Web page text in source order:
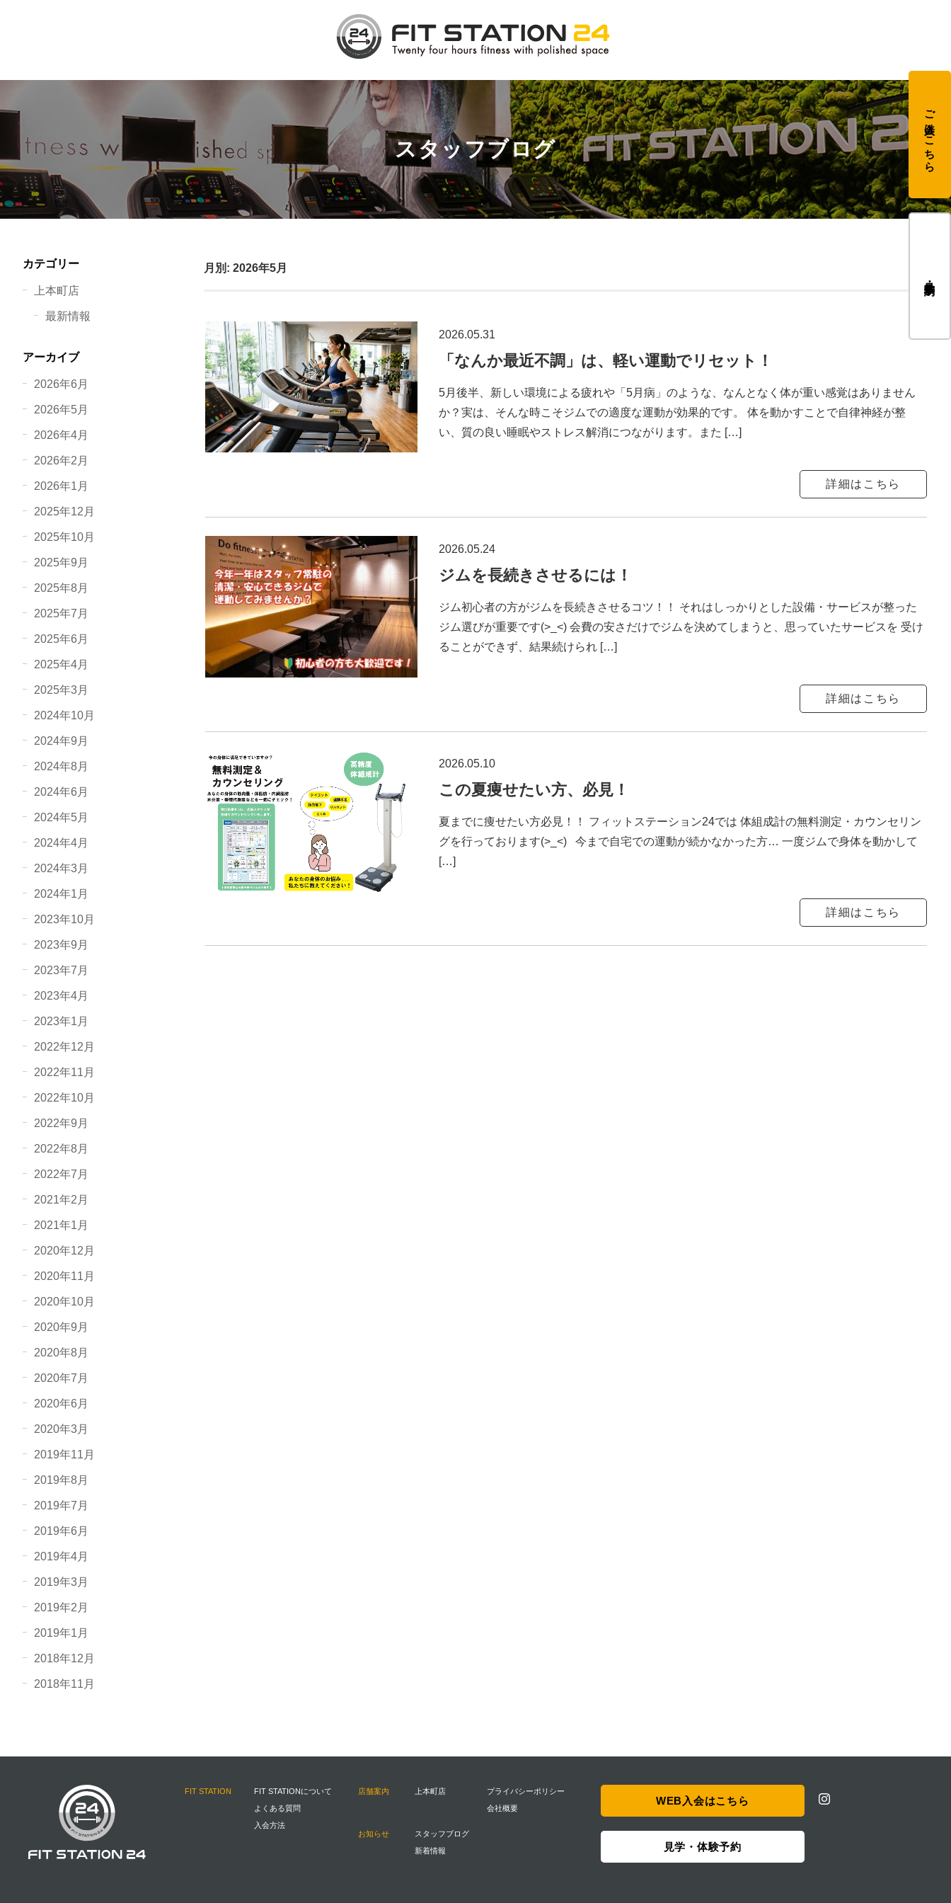
ご入会はこちら
スタッフブログ
月別: 2026年5月
2026.05.31
「なんか最近不調」は、軽い運動でリセット！
5月後半、新しい環境による疲れや「5月病」のような、なんとなく体が重い感覚はありません
か？実は、そんな時こそジムでの適度な運動が効果的です。 体を動かすことで自律神経が整
い、質の良い睡眠やストレス解消につながります。また […]
詳細はこちら
2026.05.24
ジムを長続きさせるには！
ジム初心者の方がジムを長続きさせるコツ！！ それはしっかりとした設備・サービスが整った
ジム選びが重要です(>_<) 会費の安さだけでジムを決めてしまうと、思っていたサービスを 受け
ることができず、結果続けられ […]
詳細はこちら
2026.05.10
この夏痩せたい方、必見！
夏までに痩せたい方必見！！ フィットステーション24では 体組成計の無料測定・カウンセリン
グを行っております(>_<) 今まで自宅での運動が続かなかった方… 一度ジムで身体を動かして
[…]
詳細はこちら
カテゴリー
上本町店
最新情報
アーカイブ
2026年6月
2026年5月
2026年4月
2026年2月
2026年1月
2025年12月
2025年10月
2025年9月
2025年8月
2025年7月
2025年6月
2025年4月
2025年3月
2024年10月
2024年9月
2024年8月
2024年6月
2024年5月
2024年4月
2024年3月
2024年1月
2023年10月
2023年9月
2023年7月
2023年4月
2023年1月
2022年12月
2022年11月
2022年10月
2022年9月
2022年8月
2022年7月
2021年2月
2021年1月
2020年12月
2020年11月
2020年10月
2020年9月
2020年8月
2020年7月
2020年6月
2020年3月
2019年11月
2019年8月
2019年7月
2019年6月
2019年4月
2019年3月
2019年2月
2019年1月
2018年12月
2018年11月
FIT STATION
FIT STATIONについて
よくある質問
入会方法
店舗案内 上本町店
お知らせ
スタッフブログ
新着情報
プライバシーポリシー
会社概要
WEB入会はこちら
見学・体験予約